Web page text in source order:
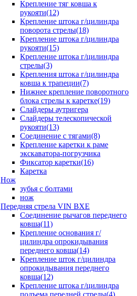
Крепление тяг ковша к
рукояти(12)
Крепление штока г/цилиндра
поворота стрелы(18)
Крепление штока г/цилиндра
рукояти(15)
Крепление штока г/цилиндра
стрелы(3)
Крепления штока г/цилиндра
ковша к трапеции(7)
Нижнее крепление поворотного
блока стрелы к каретке(19)
Слайдеры аутригера
Слайдеры телескопической
рукояти(13)
Соединение с тягами(8)
Крепление каретки к раме
экскаватора-погрузчика
Фиксатор каретки(16)
Каретка
Нож
зубья с болтами
нож
Передняя стрела VIN BXE
Cоединение рычагов переднего
ковша(11)
Крепление основания г/
цилиндра опрокидывания
переднего ковша(14)
Крепление шток г/цилиндра
опрокидывания переднего
ковша(12)
Крепление штока г/цилиндра
подъема передней стрелы(4)